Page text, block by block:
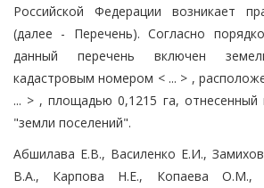
Российской Федерации возникает
(далее - Перечень). Согласно
данный перечень включен
кадастровым номером < ... > ,
... > , площадью 0,1215 га, отнесенный
"земли поселений".
Абшилава Е.В., Василенко Е.И.,
В.А., Карпова Н.Е., Копаева О.М.,